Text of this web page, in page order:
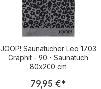
JOOP! Saunatücher Leo 1703
Graphit - 90 - Saunatuch
80x200 cm
Regulärer
79,95 €*